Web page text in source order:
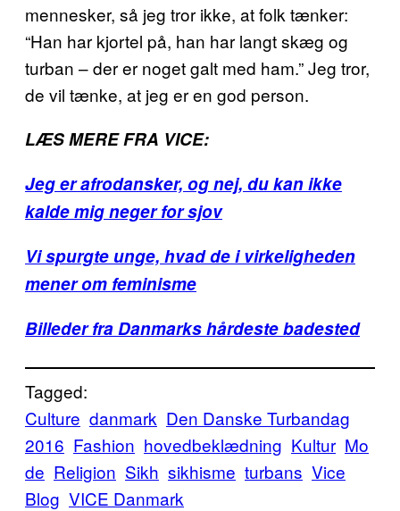
mennesker, så jeg tror ikke, at folk tænker:
“Han har kjortel på, han har langt skæg og
turban – der er noget galt med ham.” Jeg tror,
de vil tænke, at jeg er en god person.
LÆS MERE FRA VICE:
Jeg er afrodansker, og nej, du kan ikke
kalde mig neger for sjov
Vi spurgte unge, hvad de i virkeligheden
mener om feminisme
Billeder fra Danmarks hårdeste badested
Tagged:
Culture danmark Den Danske Turbandag
2016 Fashion hovedbeklædning Kultur Mo
de Religion Sikh sikhisme turbans Vice
Blog VICE Danmark